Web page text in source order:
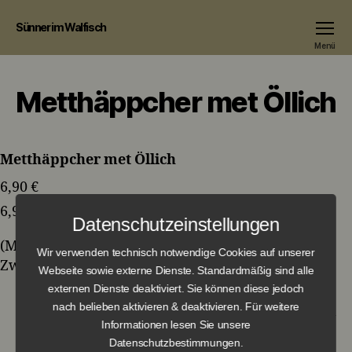
Sünner im Walfisch
Menü
Metthäppcher met Öllich
Metthäppcher met Öllich
6,90 €
6,90 €
(Mett auf Brötchen oder Schwarzbrot mit
Zwiebel)
Kölsche Kaviar met Röggelche
Datenschutzeinstellungen
Wir verwenden technisch notwendige Cookies auf unserer
Webseite sowie externe Dienste. Standardmäßig sind alle
externen Dienste deaktiviert. Sie können diese jedoch
nach belieben aktivieren & deaktivieren. Für weitere
Informationen lesen Sie unsere
Datenschutzbestimmungen.